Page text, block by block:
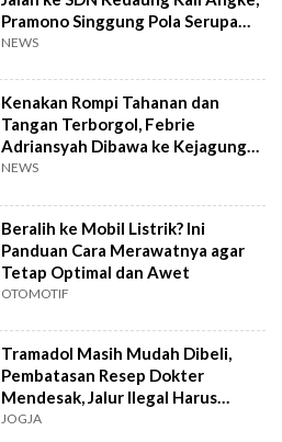
Pramono Singgung Pola Serupa
Kramat Jati
NEWS
Kenakan Rompi Tahanan dan
Tangan Terborgol, Febrie
Adriansyah Dibawa ke Kejagung
untuk Diperiksa
NEWS
Beralih ke Mobil Listrik? Ini
Panduan Cara Merawatnya agar
Tetap Optimal dan Awet
OTOMOTIF
Tramadol Masih Mudah Dibeli,
Pembatasan Resep Dokter
Mendesak, Jalur Ilegal Harus
Distop
JOGJA